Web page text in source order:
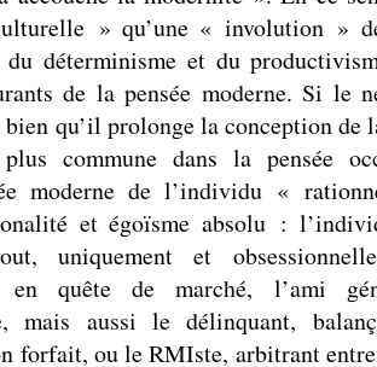
» qu’une « involution »
du déterminisme et du
de la pensée moderne. Si le
bien qu’il prolonge la conception de
commune dans la pensée
moderne de l’individu «
et égoïsme absolu :
uniquement et
en quête de marché, l’ami
mais aussi le délinquant,
forfait, ou le RMIste, arbitrant